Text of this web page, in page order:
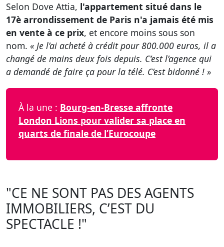
Selon Dove Attia, l'appartement situé dans le
17è arrondissement de Paris n'a jamais été mis
en vente à ce prix, et encore moins sous son
nom. « Je l’ai acheté à crédit pour 800.000 euros, il a
changé de mains deux fois depuis. C’est l’agence qui
a demandé de faire ça pour la télé. C’est bidonné ! »
À la une : Bourg-en-Bresse affronte
London Lions pour valider sa place en
quarts de finale de l’Eurocoupe
"CE NE SONT PAS DES AGENTS
IMMOBILIERS, C’EST DU
SPECTACLE !"